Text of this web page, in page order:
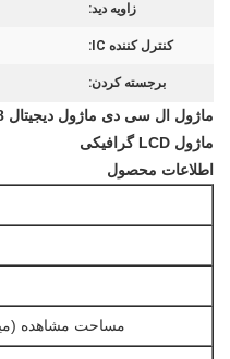
زاویه دید:
کنترل کننده IC:
برجسته کردن:
ماژول ال سی دی ماژول دیجیتال 128 * 64 ماژول ال ای دی گرافیکی STN Blue Transimissive Negative
ماژول LCD گرافیکی
اطلاعات محصول
مساحت مشاهده